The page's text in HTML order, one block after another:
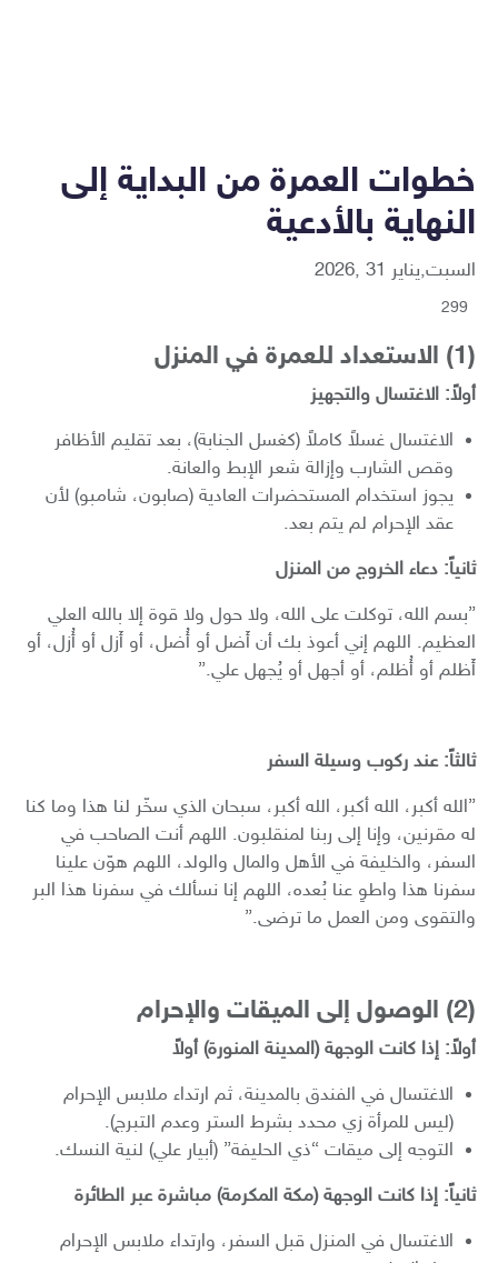
خطوات العمرة من البداية إلى
النهاية بالأدعية
السبت,يناير 31 ,2026
299
​(1) الاستعداد للعمرة في المنزل
أولاً: الاغتسال والتجهيز
​الاغتسال غسلاً كاملاً (كغسل الجنابة)، بعد تقليم الأظافر
وقص الشارب وإزالة شعر الإبط والعانة.
​يجوز استخدام المستحضرات العادية (صابون، شامبو) لأن
عقد الإحرام لم يتم بعد.
ثانياً: دعاء الخروج من المنزل
​”بسم الله، توكلت على الله، ولا حول ولا قوة إلا بالله العلي
العظيم. اللهم إني أعوذ بك أن أَضل أو أُضل، أو أَزل أو أُزل، أو
أَظلم أو أُظلم، أو أجهل أو يُجهل علي.”
ثالثاً: عند ركوب وسيلة السفر
​”الله أكبر، الله أكبر، الله أكبر، سبحان الذي سخّر لنا هذا وما كنا
له مقرنين، وإنا إلى ربنا لمنقلبون. اللهم أنت الصاحب في
السفر، والخليفة في الأهل والمال والولد، اللهم هوّن علينا
سفرنا هذا واطوِ عنا بُعده، اللهم إنا نسألك في سفرنا هذا البر
والتقوى ومن العمل ما ترضى.”
​(2) الوصول إلى الميقات والإحرام
أولاً: إذا كانت الوجهة (المدينة المنورة) أولاً
​الاغتسال في الفندق بالمدينة، ثم ارتداء ملابس الإحرام
(ليس للمرأة زي محدد بشرط الستر وعدم التبرج).
​التوجه إلى ميقات “ذي الحليفة” (أبيار علي) لنية النسك.
ثانياً: إذا كانت الوجهة (مكة المكرمة) مباشرة عبر الطائرة
​الاغتسال في المنزل قبل السفر، وارتداء ملابس الإحرام